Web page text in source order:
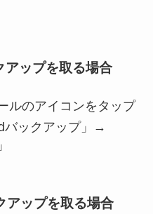
ップを取る場合
のアイコンをタップ
バックアップ」→
ップを取る場合